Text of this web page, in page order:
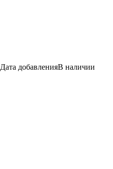
Дата добавленияВ наличии